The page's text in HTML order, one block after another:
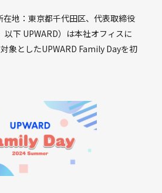
在地：東京都千代田区、代表取締役
以下 UPWARD）は本社オフィスに
象としたUPWARD Family Dayを初